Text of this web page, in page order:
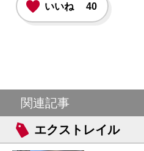
いいね 40
関連記事
エクストレイル